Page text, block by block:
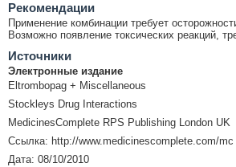
Рекомендации
Применение комбинации требует
Возможно появление токсических реакций,
Источники
Электронные издание
Eltrombopag + Miscellaneous
Stockleys Drug Interactions
MedicinesComplete RPS Publishing London UK
Ссылка: http://www.medicinescomplete.com/mc
Дата: 08/10/2010